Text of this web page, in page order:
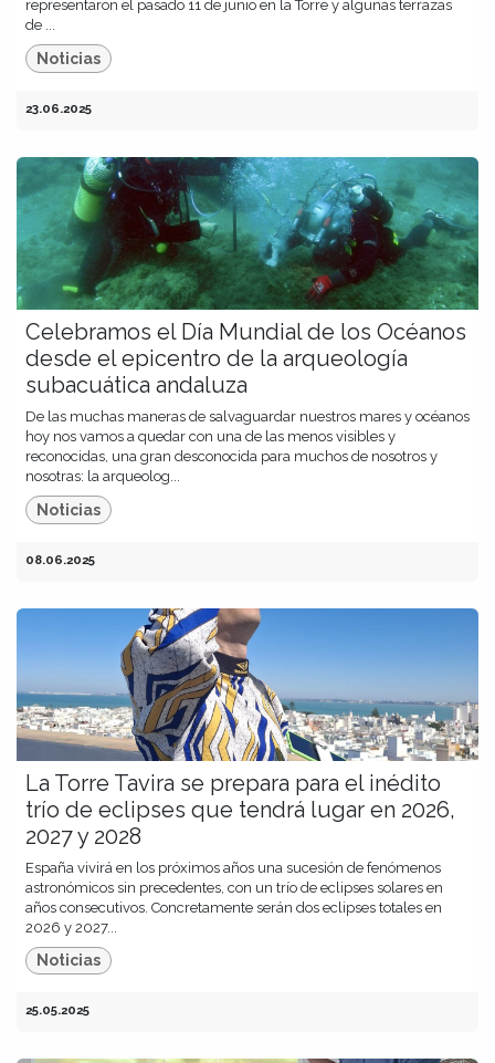
representaron el pasado 11 de junio en la Torre y algunas terrazas
de ...
Noticias
23.06.2025
Celebramos el Día Mundial de los Océanos
desde el epicentro de la arqueología
subacuática andaluza
De las muchas maneras de salvaguardar nuestros mares y océanos
hoy nos vamos a quedar con una de las menos visibles y
reconocidas, una gran desconocida para muchos de nosotros y
nosotras: la arqueolog...
Noticias
08.06.2025
La Torre Tavira se prepara para el inédito
trío de eclipses que tendrá lugar en 2026,
2027 y 2028
España vivirá en los próximos años una sucesión de fenómenos
astronómicos sin precedentes, con un trío de eclipses solares en
años consecutivos. Concretamente serán dos eclipses totales en
2026 y 2027...
Noticias
25.05.2025